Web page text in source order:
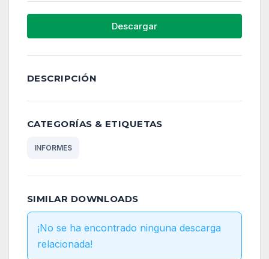
Descargar
DESCRIPCIÓN
CATEGORÍAS & ETIQUETAS
INFORMES
SIMILAR DOWNLOADS
¡No se ha encontrado ninguna descarga
relacionada!